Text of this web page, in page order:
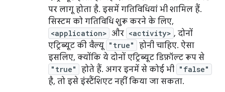
पर लागू होता है. इसमें गतिविधियां भी शामिल हैं.
सिस्टम को गतिविधि शुरू करने के लिए,
<application> और <activity> , दोनों
एट्रिब्यूट की वैल्यू "true"
होनी चाहिए. ऐसा
इसलिए, क्योंकि ये दोनों एट्रिब्यूट डिफ़ॉल्ट रूप से
"true" होते हैं. अगर इनमें से कोई भी "false"
है, तो इसे इंस्टैंशिएट नहीं किया जा सकता.